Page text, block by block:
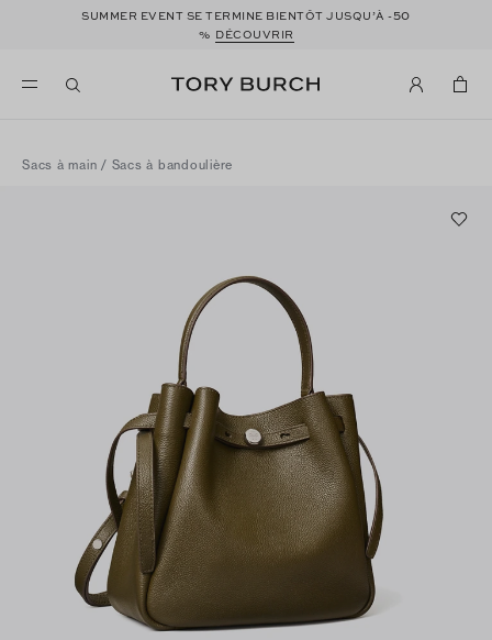
SUMMER EVENT SE TERMINE BIENTÔT JUSQU’À -50
% DÉCOUVRIR